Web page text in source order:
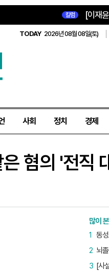
칼럼 [이재
TODAY 2026년 08월 08일(토)
사회 정치 경제
혐의 '전직
많이
1
2
[사
3